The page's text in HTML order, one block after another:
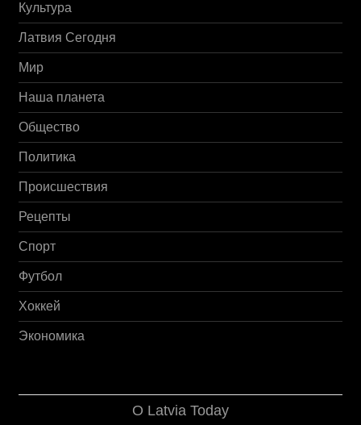
Культура
Латвия Сегодня
Мир
Наша планета
Общество
Политика
Происшествия
Рецепты
Спорт
Футбол
Хоккей
Экономика
О Latvia Today